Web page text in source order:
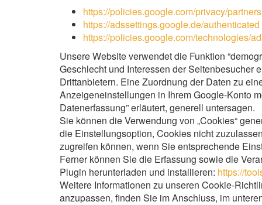
https://policies.google.com/privacy/
https://adssettings.google.de/authenticated
https://policies.google.com/technologies/
Unsere Website verwendet die Funktion
Geschlecht und Interessen der Seitenbesucher
Drittanbietern. Eine Zuordnung der Daten zu
Anzeigeneinstellungen in Ihrem Google-Konto
Datenerfassung” erläutert, generell untersagen.
Sie können die Verwendung von „Cookies“
die Einstellungsoption, Cookies nicht
zugreifen können, wenn Sie entsprechende
Ferner können Sie die Erfassung sowie die
Plugin herunterladen und installieren: https://
Weitere Informationen zu unseren Cookie-
anzupassen, finden Sie im Anschluss, im